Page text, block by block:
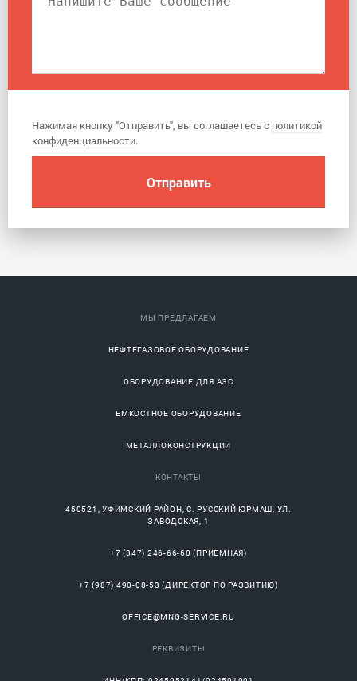
Нажимая кнопку "Отправить", вы соглашаетесь с политикой
конфиденциальности.
МЫ ПРЕДЛАГАЕМ
НЕФТЕГАЗОВОЕ ОБОРУДОВАНИЕ
ОБОРУДОВАНИЕ ДЛЯ АЗС
ЕМКОСТНОЕ ОБОРУДОВАНИЕ
МЕТАЛЛОКОНСТРУКЦИИ
КОНТАКТЫ
450521 ,УФИМСКИЙ РАЙОН, С.РУССКИЙ ЮРМАШ, УЛ.
ЗАВОДСКАЯ, 1
+7 (347) 246-66-60 (ПРИЕМНАЯ)
+7 (987) 490-08-53 (ДИРЕКТОР ПО РАЗВИТИЮ)
OFFICE@MNG-SERVICE.RU
РЕКВИЗИТЫ